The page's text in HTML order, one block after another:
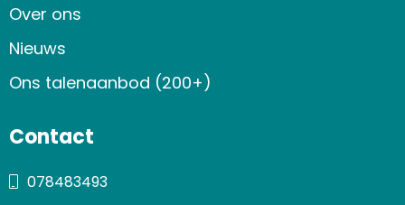
Over ons
Nieuws
Ons talenaanbod (200+)
Contact
078483493